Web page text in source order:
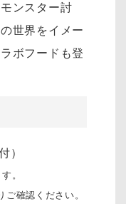
ンスター討
世界をイメー
ボフードも登
）
。
確認ください。